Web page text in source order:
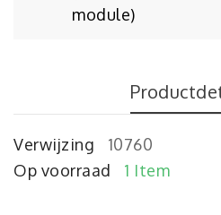
module)
Verwijzing
10760
Op voorraad
1 Item